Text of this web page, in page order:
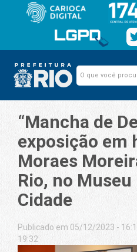
“Mancha de
exposição em
Moraes
Rio, no
Cidade
Publicado em 05/12/2023 -
19:32